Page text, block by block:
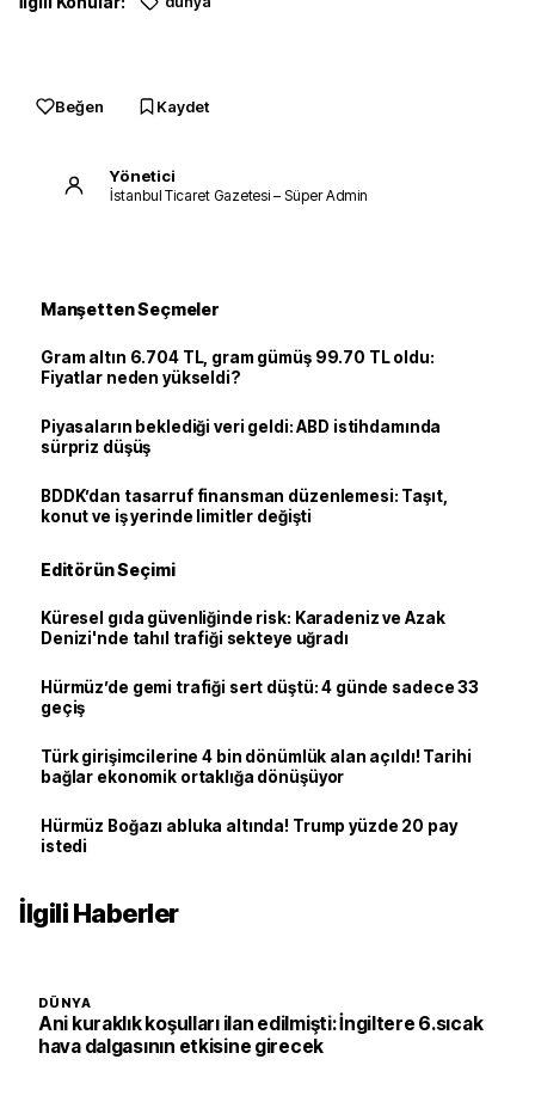
Beğen Kaydet
Yönetici
İstanbul Ticaret Gazetesi – Süper Admin
Manşetten Seçmeler
Gram altın 6.704 TL, gram gümüş 99.70 TL oldu:
Fiyatlar neden yükseldi?
Piyasaların beklediği veri geldi: ABD istihdamında
sürpriz düşüş
BDDK’dan tasarruf finansman düzenlemesi: Taşıt,
konut ve iş yerinde limitler değişti
Editörün Seçimi
Küresel gıda güvenliğinde risk: Karadeniz ve Azak
Denizi'nde tahıl trafiği sekteye uğradı
Hürmüz’de gemi trafiği sert düştü: 4 günde sadece 33
geçiş
Türk girişimcilerine 4 bin dönümlük alan açıldı! Tarihi
bağlar ekonomik ortaklığa dönüşüyor
Hürmüz Boğazı abluka altında! Trump yüzde 20 pay
istedi
İlgili Haberler
DÜNYA
Ani kuraklık koşulları ilan edilmişti: İngiltere 6.sıcak
hava dalgasının etkisine girecek